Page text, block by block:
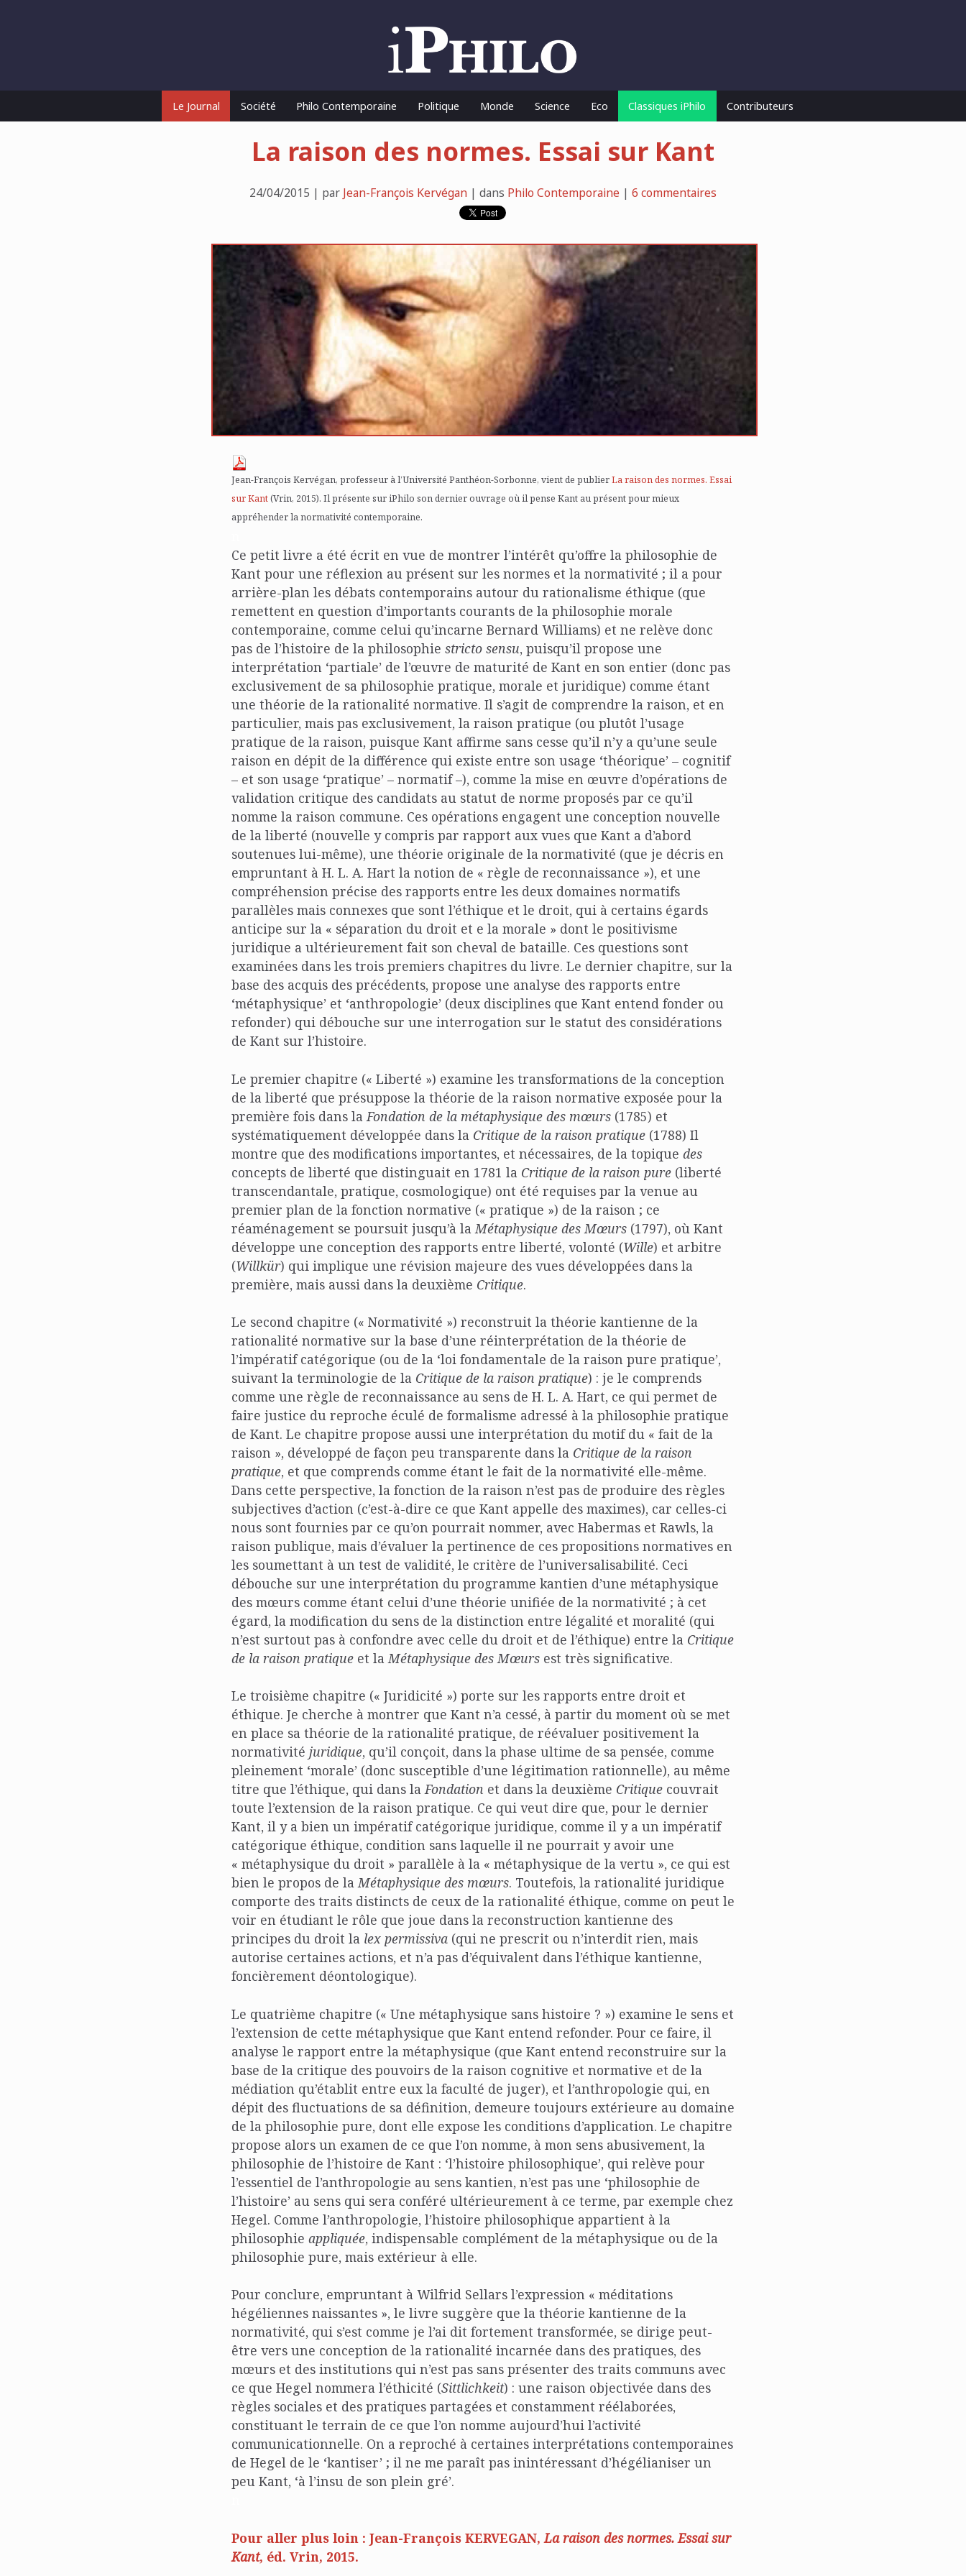
Le Journal Société Philo Contemporaine Politique Monde Science Eco Classiques iPhilo Contributeurs
La raison des normes. Essai sur Kant
24/04/2015 | par Jean-François Kervégan | dans Philo Contemporaine | 6 commentaires
Jean-François Kervégan, professeur à l’Université Panthéon-Sorbonne, vient de publierLa raison des normes. Essai
sur Kant(Vrin, 2015). Il présente sur iPhilo son dernier ouvrage où il pense Kant au présent pour mieux
appréhender la normativité contemporaine.
Ce petit livre a été écrit en vue de montrer l’intérêt qu’offre la philosophie de
Kant pour une réflexion au présent sur les normes et la normativité ; il a pour
arrière-plan les débats contemporains autour du rationalisme éthique (que
remettent en question d’importants courants de la philosophie morale
contemporaine, comme celui qu’incarne Bernard Williams) et ne relève donc
pas de l’histoire de la philosophie stricto sensu, puisqu’il propose une
interprétation ‘partiale’ de l’œuvre de maturité de Kant en son entier (donc pas
exclusivement de sa philosophie pratique, morale et juridique) comme étant
une théorie de la rationalité normative. Il s’agit de comprendre la raison, et en
particulier, mais pas exclusivement, la raison pratique (ou plutôt l’usage
pratique de la raison, puisque Kant affirme sans cesse qu’il n’y a qu’une seule
raison en dépit de la différence qui existe entre son usage ‘théorique’ – cognitif
– et son usage ‘pratique’ – normatif –), comme la mise en œuvre d’opérations de
validation critique des candidats au statut de norme proposés par ce qu’il
nomme la raison commune. Ces opérations engagent une conception nouvelle
de la liberté (nouvelle y compris par rapport aux vues que Kant a d’abord
soutenues lui-même), une théorie originale de la normativité (que je décris en
empruntant à H. L. A. Hart la notion de « règle de reconnaissance »), et une
compréhension précise des rapports entre les deux domaines normatifs
parallèles mais connexes que sont l’éthique et le droit, qui à certains égards
anticipe sur la « séparation du droit et e la morale » dont le positivisme
juridique a ultérieurement fait son cheval de bataille. Ces questions sont
examinées dans les trois premiers chapitres du livre. Le dernier chapitre, sur la
base des acquis des précédents, propose une analyse des rapports entre
‘métaphysique’ et ‘anthropologie’ (deux disciplines que Kant entend fonder ou
refonder) qui débouche sur une interrogation sur le statut des considérations
de Kant sur l’histoire.
Le premier chapitre (« Liberté ») examine les transformations de la conception
de la liberté que présuppose la théorie de la raison normative exposée pour la
première fois dans la Fondation de la métaphysique des mœurs (1785) et
systématiquement développée dans la Critique de la raison pratique (1788) Il
montre que des modifications importantes, et nécessaires, de la topique des
concepts de liberté que distinguait en 1781 la Critique de la raison pure (liberté
transcendantale, pratique, cosmologique) ont été requises par la venue au
premier plan de la fonction normative (« pratique ») de la raison ; ce
réaménagement se poursuit jusqu’à la Métaphysique des Mœurs (1797), où Kant
développe une conception des rapports entre liberté, volonté (Wille) et arbitre
(Willkür) qui implique une révision majeure des vues développées dans la
première, mais aussi dans la deuxième Critique.
Le second chapitre (« Normativité ») reconstruit la théorie kantienne de la
rationalité normative sur la base d’une réinterprétation de la théorie de
l’impératif catégorique (ou de la ‘loi fondamentale de la raison pure pratique’,
suivant la terminologie de la Critique de la raison pratique) : je le comprends
comme une règle de reconnaissance au sens de H. L. A. Hart, ce qui permet de
faire justice du reproche éculé de formalisme adressé à la philosophie pratique
de Kant. Le chapitre propose aussi une interprétation du motif du « fait de la
raison », développé de façon peu transparente dans la Critique de la raison
pratique, et que comprends comme étant le fait de la normativité elle-même.
Dans cette perspective, la fonction de la raison n’est pas de produire des règles
subjectives d’action (c’est-à-dire ce que Kant appelle des maximes), car celles-ci
nous sont fournies par ce qu’on pourrait nommer, avec Habermas et Rawls, la
raison publique, mais d’évaluer la pertinence de ces propositions normatives en
les soumettant à un test de validité, le critère de l’universalisabilité. Ceci
débouche sur une interprétation du programme kantien d’une métaphysique
des mœurs comme étant celui d’une théorie unifiée de la normativité ; à cet
égard, la modification du sens de la distinction entre légalité et moralité (qui
n’est surtout pas à confondre avec celle du droit et de l’éthique) entre la Critique
de la raison pratique et laMétaphysique des Mœurs est très significative.
Le troisième chapitre (« Juridicité ») porte sur les rapports entre droit et
éthique. Je cherche à montrer que Kant n’a cessé, à partir du moment où se met
en place sa théorie de la rationalité pratique, de réévaluer positivement la
normativité juridique, qu’il conçoit, dans la phase ultime de sa pensée, comme
pleinement ‘morale’ (donc susceptible d’une légitimation rationnelle), au même
titre que l’éthique, qui dans laFondation et dans la deuxième Critique couvrait
toute l’extension de la raison pratique. Ce qui veut dire que, pour le dernier
Kant, il y a bien un impératif catégorique juridique, comme il y a un impératif
catégorique éthique, condition sans laquelle il ne pourrait y avoir une
« métaphysique du droit » parallèle à la « métaphysique de la vertu », ce qui est
bien le propos de laMétaphysique des mœurs. Toutefois, la rationalité juridique
comporte des traits distincts de ceux de la rationalité éthique, comme on peut le
voir en étudiant le rôle que joue dans la reconstruction kantienne des
principes du droit la lex permissiva (qui ne prescrit ou n’interdit rien, mais
autorise certaines actions, et n’a pas d’équivalent dans l’éthique kantienne,
foncièrement déontologique).
Le quatrième chapitre (« Une métaphysique sans histoire ? ») examine le sens et
l’extension de cette métaphysique que Kant entend refonder. Pour ce faire, il
analyse le rapport entre la métaphysique (que Kant entend reconstruire sur la
base de la critique des pouvoirs de la raison cognitive et normative et de la
médiation qu’établit entre eux la faculté de juger), et l’anthropologie qui, en
dépit des fluctuations de sa définition, demeure toujours extérieure au domaine
de la philosophie pure, dont elle expose les conditions d’application. Le chapitre
propose alors un examen de ce que l’on nomme, à mon sens abusivement, la
philosophie de l’histoire de Kant : ‘l’histoire philosophique’, qui relève pour
l’essentiel de l’anthropologie au sens kantien, n’est pas une ‘philosophie de
l’histoire’ au sens qui sera conféré ultérieurement à ce terme, par exemple chez
Hegel. Comme l’anthropologie, l’histoire philosophique appartient à la
philosophie appliquée, indispensable complément de la métaphysique ou de la
philosophie pure, mais extérieur à elle.
Pour conclure, empruntant à Wilfrid Sellars l’expression « méditations
hégéliennes naissantes », le livre suggère que la théorie kantienne de la
normativité, qui s’est comme je l’ai dit fortement transformée, se dirige peut-
être vers une conception de la rationalité incarnée dans des pratiques, des
mœurs et des institutions qui n’est pas sans présenter des traits communs avec
ce que Hegel nommera l’éthicité (Sittlichkeit) : une raison objectivée dans des
règles sociales et des pratiques partagées et constamment réélaborées,
constituant le terrain de ce que l’on nomme aujourd’hui l’activité
communicationnelle. On a reproché à certaines interprétations contemporaines
de Hegel de le ‘kantiser’ ; il ne me paraît pas inintéressant d’hégélianiser un
peu Kant, ‘à l’insu de son plein gré’.
Pour aller plus loin : Jean-François KERVEGAN,La raison des normes. Essai sur
Kant, éd. Vrin, 2015.